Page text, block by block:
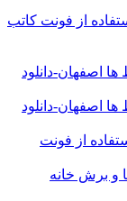
از فونت کاتب
اصفهان-دانلود
اصفهان-دانلود
از فونت
و برش خانه